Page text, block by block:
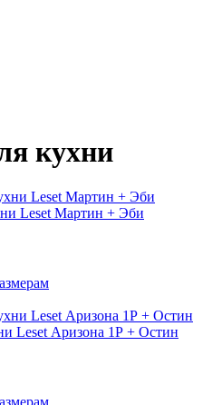
кухни
Leset Мартин + Эби
Leset Аризона 1Р + Остин